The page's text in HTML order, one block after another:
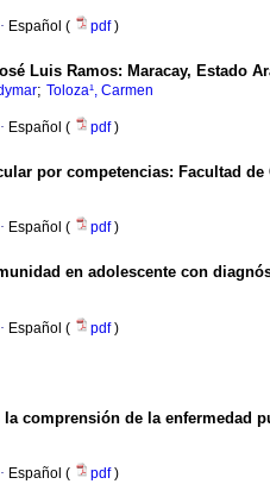
· Español ( pdf)
Luis Ramos: Maracay, Estado
; Toloza¹, Carmen
· Español ( pdf)
por competencias: Facultad
· Español ( pdf)
en adolescente con
· Español ( pdf)
la comprensión de la enfermedad
· Español ( pdf)